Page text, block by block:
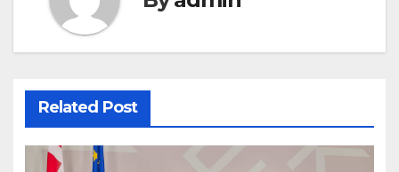
Related Post